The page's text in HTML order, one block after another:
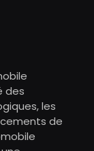
des
les
de